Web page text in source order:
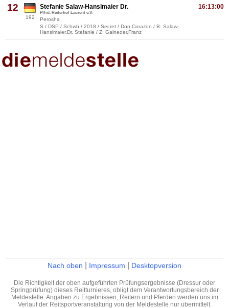
12
192
16:13:00
Stefanie Salaw-Hanslmaier Dr.
Pffrd. Reiterhof Laurent e.V.
Perosha
S / DSP / Schwb / 2018 / Secret / Don Corazon / B: Salaw-
Hanslmaier,Dr. Stefanie / Z: Galneder,Franz
Nach oben Impressum Desktopversion
Die Richtigkeit der oben aufgeführten Prüfungsergebnisse (Dressur oder
Springprüfung) dieses Reitturnieres, obligt dem Verantwortungsbereich der
Meldestelle. Angaben zu Ergebnissen, Reitern und Pferden werden uns im
Verlauf der Reitsportveranstaltung von der Meldestelle nur übermittelt.